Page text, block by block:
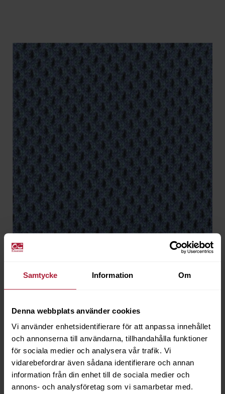
Samtycke Information Om
Denna webbplats använder cookies
Vi använder enhetsidentifierare för att anpassa innehållet
och annonserna till användarna, tillhandahålla funktioner
för sociala medier och analysera vår trafik. Vi
vidarebefordrar även sådana identifierare och annan
information från din enhet till de sociala medier och
annons- och analysföretag som vi samarbetar med.
Agora 3D Pacific